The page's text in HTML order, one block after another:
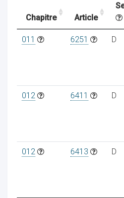
Chapitre Article
011 6251 D
012 6411 D
012 6413 D